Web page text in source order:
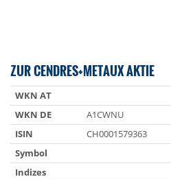
ZUR CENDRES+METAUX AKTIE
WKN AT
WKN DE
A1CWNU
ISIN
CH0001579363
Symbol
Indizes